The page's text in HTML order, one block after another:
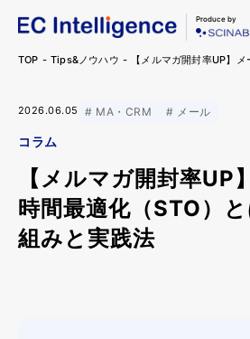
Produce by
TOP Tips&ノウハウ 【メルマガ開封率UP】
2026.06.05 MA・CRM メール
コラム
【メルマガ開封率UP
時間最適化（STO）
組みと実践法